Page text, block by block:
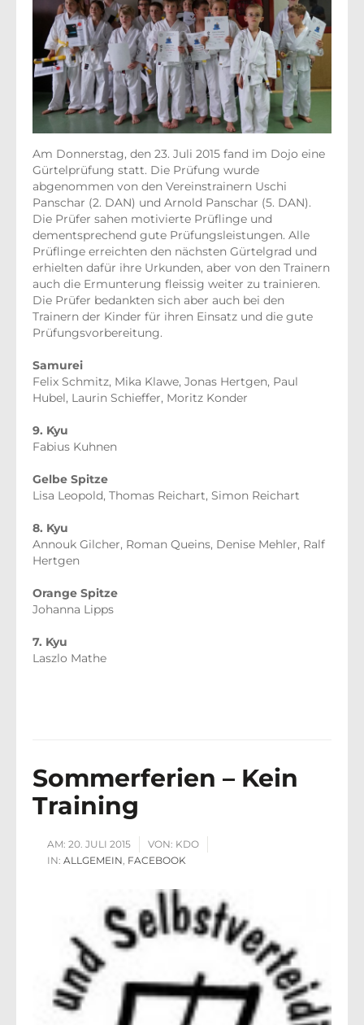
Am Donnerstag, den 23. Juli 2015 fand im Dojo eine
Gürtelprüfung statt. Die Prüfung wurde
abgenommen von den Vereinstrainern Uschi
Panschar (2. DAN) und Arnold Panschar (5. DAN).
Die Prüfer sahen motivierte Prüflinge und
dementsprechend gute Prüfungsleistungen. Alle
Prüflinge erreichten den nächsten Gürtelgrad und
erhielten dafür ihre Urkunden, aber von den Trainern
auch die Ermunterung fleissig weiter zu trainieren.
Die Prüfer bedankten sich aber auch bei den
Trainern der Kinder für ihren Einsatz und die gute
Prüfungsvorbereitung.
Samurei
Felix Schmitz, Mika Klawe, Jonas Hertgen, Paul
Hubel, Laurin Schieffer, Moritz Konder
9. Kyu
Fabius Kuhnen
Gelbe Spitze
Lisa Leopold, Thomas Reichart, Simon Reichart
8. Kyu
Annouk Gilcher, Roman Queins, Denise Mehler, Ralf
Hertgen
Orange Spitze
Johanna Lipps
7. Kyu
Laszlo Mathe
Sommerferien – Kein
Training
AM: 20. JULI 2015 VON: KDO
IN: ALLGEMEIN, FACEBOOK